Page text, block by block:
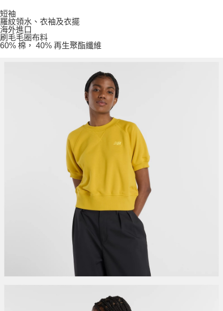
短袖
羅紋領水、衣袖及衣擺
海外進口
刷毛毛圈布料
60% 棉， 40% 再生聚酯纖維